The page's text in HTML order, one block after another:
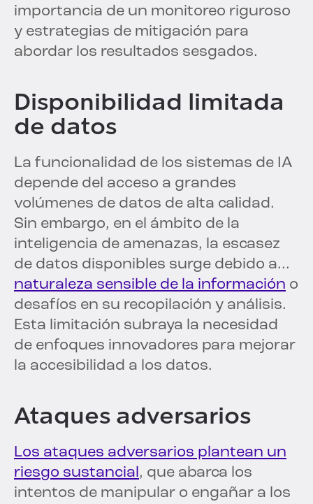
importancia de un monitoreo riguroso
y estrategias de mitigación para
abordar los resultados sesgados.
Disponibilidad limitada
de datos
La funcionalidad de los sistemas de IA
depende del acceso a grandes
volúmenes de datos de alta calidad.
Sin embargo, en el ámbito de la
inteligencia de amenazas, la escasez
de datos disponibles surge debido a...
naturaleza sensible de la información o
desafíos en su recopilación y análisis.
Esta limitación subraya la necesidad
de enfoques innovadores para mejorar
la accesibilidad a los datos.
Ataques adversarios
Los ataques adversarios plantean un
riesgo sustancial, que abarca los
intentos de manipular o engañar a los